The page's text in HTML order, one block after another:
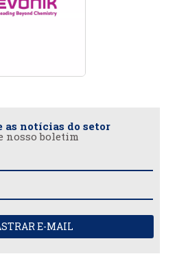
as notícias do setor
nosso boletim
E-MAIL